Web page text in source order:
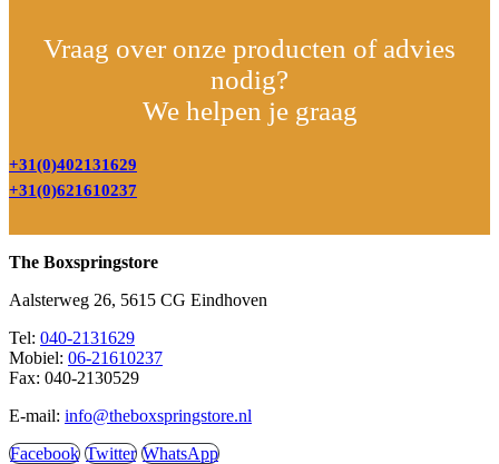
Vraag over onze producten of advies
nodig?
We helpen je graag
+31(0)402131629
+31(0)621610237
The Boxspringstore
Aalsterweg 26, 5615 CG Eindhoven
Tel: 040-2131629
Mobiel: 06-21610237
Fax: 040-2130529
E-mail: info@theboxspringstore.nl
Facebook Twitter WhatsApp